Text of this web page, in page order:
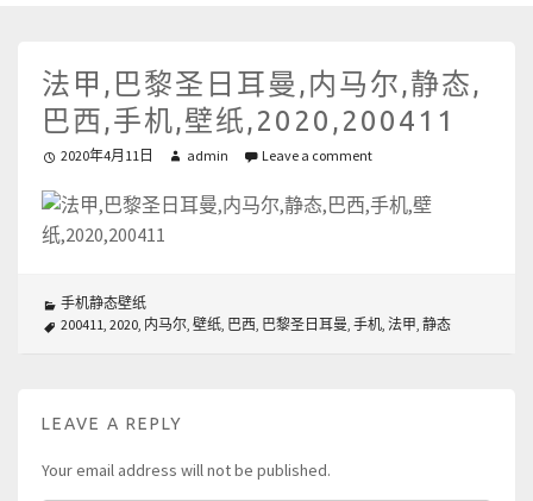
法甲,巴黎圣日耳曼,内马尔,静态,
巴西,手机,壁纸,2020,200411
2020年4月11日 admin Leave a comment
手机静态壁纸
200411, 2020, 内马尔, 壁纸, 巴西, 巴黎圣日耳曼, 手机, 法甲, 静态
LEAVE A REPLY
Your email address will not be published.